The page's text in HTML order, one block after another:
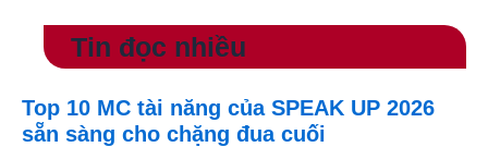
Tin đọc nhiều
Top 10 MC tài năng của SPEAK UP 2026
sẵn sàng cho chặng đua cuối